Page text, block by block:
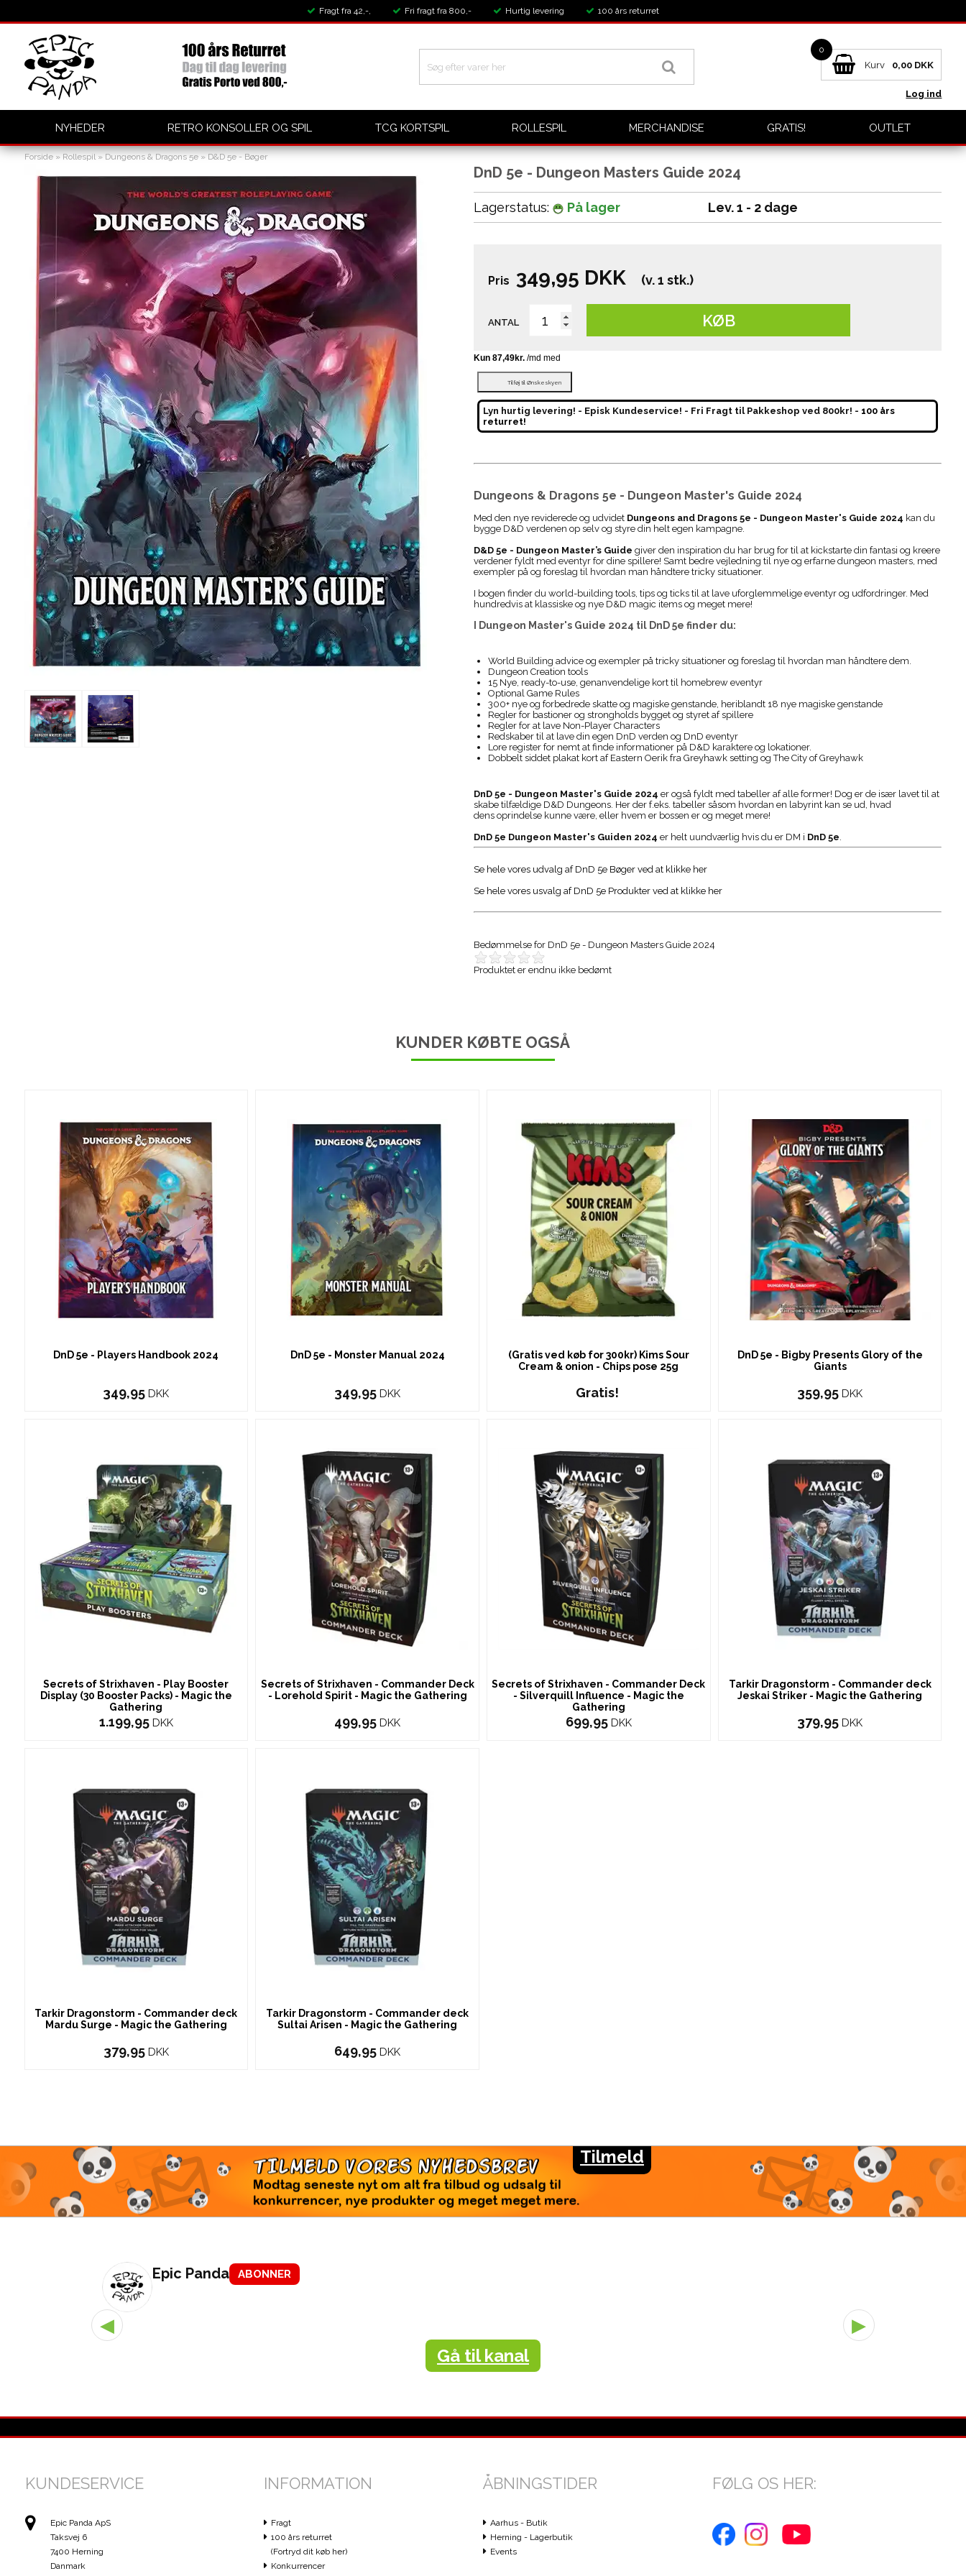
Fragt fra 42,-, Fri fragt fra 800,- Hurtig levering 100 års returret
0
Kurv 0,00 DKK
Log ind
NYHEDER RETRO KONSOLLER OG SPIL TCG KORTSPIL ROLLESPIL MERCHANDISE GRATIS! OUTLET
Forside» Rollespil» Dungeons & Dragons 5e» D&D 5e - Bøger
DnD 5e - Dungeon Masters Guide 2024
Lagerstatus: På lager Lev. 1 - 2 dage
Pris 349,95 DKK (v. 1 stk.)
ANTAL KØB
Tilføj til Ønskeskyen
Lyn hurtig levering! - Episk Kundeservice! - Fri Fragt til Pakkeshop ved 800kr! - 100 års
returret!
Dungeons & Dragons 5e - Dungeon Master's Guide 2024
Med den nye reviderede og udvidet Dungeons and Dragons 5e - Dungeon Master's Guide 2024 kan du
bygge D&D verdenen op selv og styre din helt egen kampagne.
D&D 5e - Dungeon Master’s Guide giver den inspiration du har brug for til at kickstarte din fantasi og kreere
verdener fyldt med eventyr for dine spillere! Samt bedre vejledning til nye og erfarne dungeon masters, med
exempler på og foreslag til hvordan man håndtere tricky situationer.
I bogen finder du world-building tools, tips og ticks til at lave uforglemmelige eventyr og udfordringer. Med
hundredvis at klassiske og nye D&D magic items og meget mere!
I Dungeon Master's Guide 2024 til DnD 5e finder du:
World Building advice og exempler på tricky situationer og foreslag til hvordan man håndtere dem.
Dungeon Creation tools
15 Nye, ready-to-use, genanvendelige kort til homebrew eventyr
Optional Game Rules
300+ nye og forbedrede skatte og magiske genstande, heriblandt 18 nye magiske genstande
Regler for bastioner og strongholds bygget og styret af spillere
Regler for at lave Non-Player Characters
Redskaber til at lave din egen DnD verden og DnD eventyr
Lore register for nemt at finde informationer på D&D karaktere og lokationer.
Dobbelt siddet plakat kort af Eastern Oerik fra Greyhawk setting og The City of Greyhawk
DnD 5e - Dungeon Master's Guide 2024 er også fyldt med tabeller af alle former! Dog er de især lavet til at
skabe tilfældige D&D Dungeons. Her der f.eks. tabeller såsom hvordan en labyrint kan se ud, hvad
dens oprindelse kunne være, eller hvem er bossen er og meget mere!
DnD 5e Dungeon Master's Guiden 2024 er helt uundværlig hvis du er DM i DnD 5e
Se hele vores udvalg af DnD 5e Bøger ved at klikke her
Se hele vores usvalg af DnD 5e Produkter ved at klikke her
Bedømmelse for DnD 5e - Dungeon Masters Guide 2024
Produktet er endnu ikke bedømt
KUNDER KØBTE OGSÅ
DnD 5e - Players Handbook 2024
349,95DKK
DnD 5e - Monster Manual 2024
349,95DKK
(Gratis ved køb for 300kr) Kims Sour
Cream & onion - Chips pose 25g
Gratis!
DnD 5e - Bigby Presents Glory of the
Giants
359,95 DKK
Secrets of Strixhaven - Play Booster
Display (30 Booster Packs) - Magic the
Gathering
1.199,95 DKK
Secrets of Strixhaven - Commander Deck
- Lorehold Spirit - Magic the Gathering
499,95DKK
Secrets of Strixhaven - Commander Deck
- Silverquill Influence - Magic the
Gathering
699,95 DKK
Tarkir Dragonstorm - Commander deck
Jeskai Striker - Magic the Gathering
379,95 DKK
Tarkir Dragonstorm - Commander deck
Mardu Surge - Magic the Gathering
379,95 DKK
Tarkir Dragonstorm - Commander deck
Sultai Arisen - Magic the Gathering
649,95DKK
TILMELD VORES NYHEDSBREV
Modtag seneste nyt om alt fra tilbud og udsalg til
konkurrencer, nye produkter og meget meget mere.
Tilmeld
Epic Panda ABONNER
◀ ▶
Gå til kanal
KUNDESERVICE
Epic Panda ApS
Taksvej 6
7400 Herning
Danmark
INFORMATION
Fragt
100 års returret
(Fortryd dit køb her)
Konkurrencer
ÅBNINGSTIDER
Aarhus - Butik
Herning - Lagerbutik
Events
FØLG OS HER: